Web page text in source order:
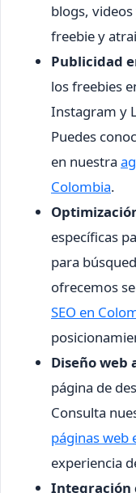
blogs,
freebie y
Publicidad
los freebies
Instagram y
Puedes
en nuestra
Colombia.
específicas
para
ofrecemos
SEO en
Diseño web
página de
Consulta
páginas web
experiencia
Integración